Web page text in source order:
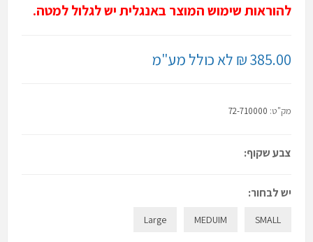
להוראות שימוש המוצר באנגלית יש לגלול למטה.
385.00 ₪ לא כולל מע"מ
מק"ט: 72-710000
צבע שקוף:
יש לבחור:
SMALL
MEDUIM
Large